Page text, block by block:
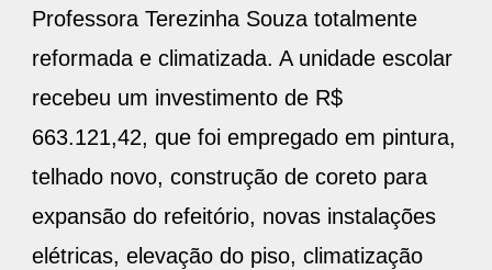
Professora Terezinha Souza totalmente
reformada e climatizada. A unidade escolar
recebeu um investimento de R$
663.121,42, que foi empregado em pintura,
telhado novo, construção de coreto para
expansão do refeitório, novas instalações
elétricas, elevação do piso, climatização